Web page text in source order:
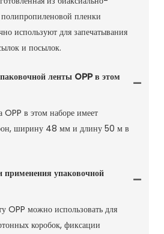
пленки
используют для запечатывания
и посылок.
ленты OPP в этом
OPP в этом наборе имеет
ширину 48 мм и длину 50 м в
применения упаковочной
OPP можно использовать для
коробок, фиксации